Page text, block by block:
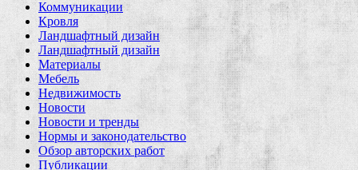
Коммуникации
Кровля
Ландшафтный дизайн
Ландшафтный дизайн
Материалы
Мебель
Недвижимость
Новости
Новости и тренды
Нормы и законодательство
Обзор авторских работ
Публикации